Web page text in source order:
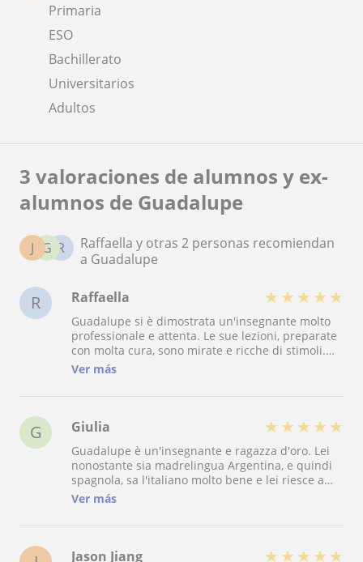
Primaria
ESO
Bachillerato
Universitarios
Adultos
3 valoraciones de alumnos y ex-
alumnos de Guadalupe
R
G
J
Raffaella y otras 2 personas recomiendan
a Guadalupe
R Raffaella ★ ★ ★ ★ ★
Guadalupe si è dimostrata un'insegnante molto
professionale e attenta. Le sue lezioni, preparate
con molta cura, sono mirate e ricche di stimoli.
Guadalupe mi ha accompagnato nello studio
sono veramente soddisfatta.
Ver más
G Giulia ★ ★ ★ ★ ★
Guadalupe è un'insegnante e ragazza d'oro. Lei
nonostante sia madrelingua Argentina, e quindi
spagnola, sa l'italiano molto bene e lei riesce a
fare molti paragoni tra italiano e spagnolo
concetto che ti vuole spiegare. Secondo me
la semplice lezioncina ma ti fa divertire e secondo
Ver más
Jason Jiang ★ ★ ★ ★ ★